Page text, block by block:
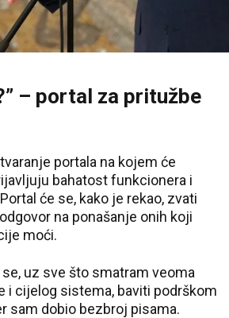
– portal za pritužbe
portala na kojem će
bahatost funkcionera i
će se, kako je rekao, zvati
odgovor na ponašanje onih koji
moći.
se, uz sve što smatram veoma
i cijelog sistema, baviti podrškom
sam dobio bezbroj pisama.